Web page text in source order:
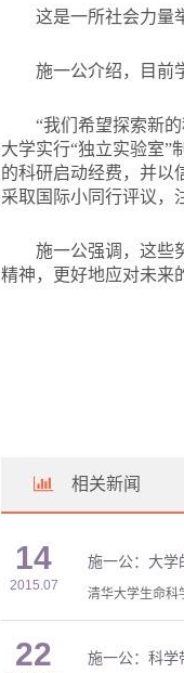
这是一所社会力量
施一公介绍，目前
“我们希望探索新
大学实行“独立实验室”
的科研启动经费，并以
采取国际小同行评议，
施一公强调，这些
精神，更好地应对未来
相关新闻
14
2015.07
施一公：大学
清华大学生命科
22 施一公：科学